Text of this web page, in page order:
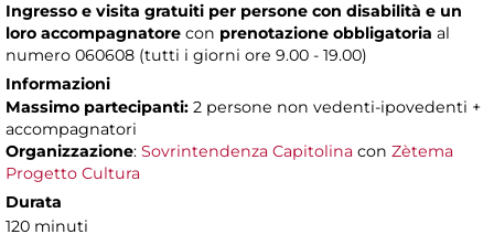
Ingresso e visita gratuiti per persone con disabilità e un
loro accompagnatore con prenotazione obbligatoria al
numero 060608 (tutti i giorni ore 9.00 - 19.00)
Informazioni
Massimo partecipanti: 2 persone non vedenti-ipovedenti +
accompagnatori
Organizzazione: Sovrintendenza Capitolina con Zètema
Progetto Cultura
Durata
120 minuti